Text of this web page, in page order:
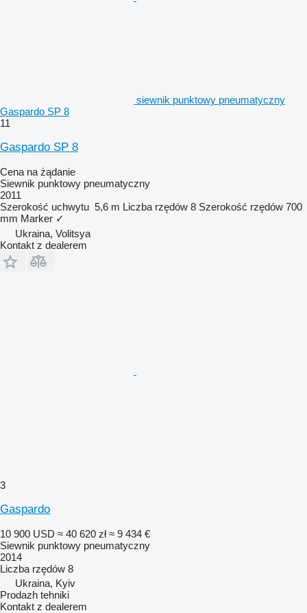
siewnik punktowy pneumatyczny
Gaspardo SP 8
11
Gaspardo SP 8
Cena na żądanie
Siewnik punktowy pneumatyczny
2011
Szerokość uchwytu 5,6 m Liczba rzędów 8 Szerokość rzędów 700
mm Marker ✓
Ukraina, Volitsya
Kontakt z dealerem
3
Gaspardo
10 900 USD ≈ 40 620 zł ≈ 9 434 €
Siewnik punktowy pneumatyczny
2014
Liczba rzędów 8
Ukraina, Kyiv
Prodazh tehniki
Kontakt z dealerem